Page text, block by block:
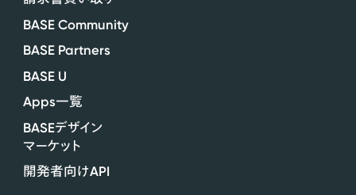
BASE Community
BASE Partners
BASE U
Apps一覧
BASEデザイン
マーケット
開発者向けAPI